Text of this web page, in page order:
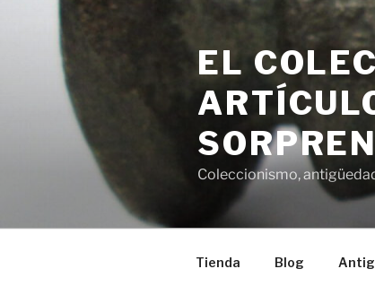
contenido
EL
Coleccionismo,
Tienda Blog